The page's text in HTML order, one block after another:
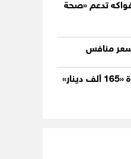
تدعم «صحة
منافس
اختراق مالي عبر الإنترنت.. استعادة «165 ألف دينار»